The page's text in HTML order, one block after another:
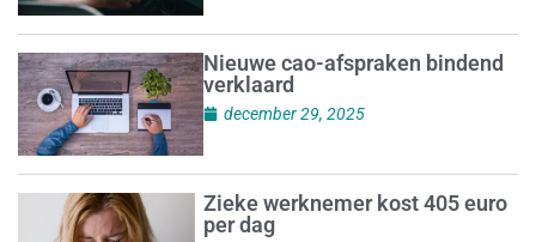
Nieuwe cao-afspraken bindend
verklaard
december 29, 2025
Zieke werknemer kost 405 euro
per dag